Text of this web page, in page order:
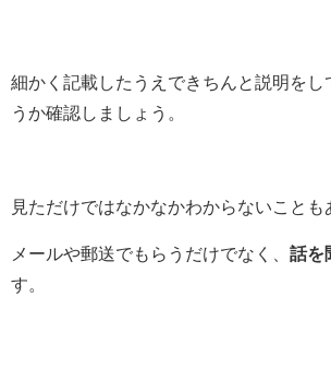
細かく記載したうえできちんと説明をし
うか確認しましょう。
見ただけではなかなかわからないことも
メールや郵送でもらうだけでなく、 話を
す。